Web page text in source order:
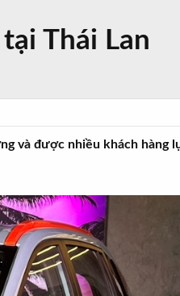
Thái Lan
và được nhiều khách hàng